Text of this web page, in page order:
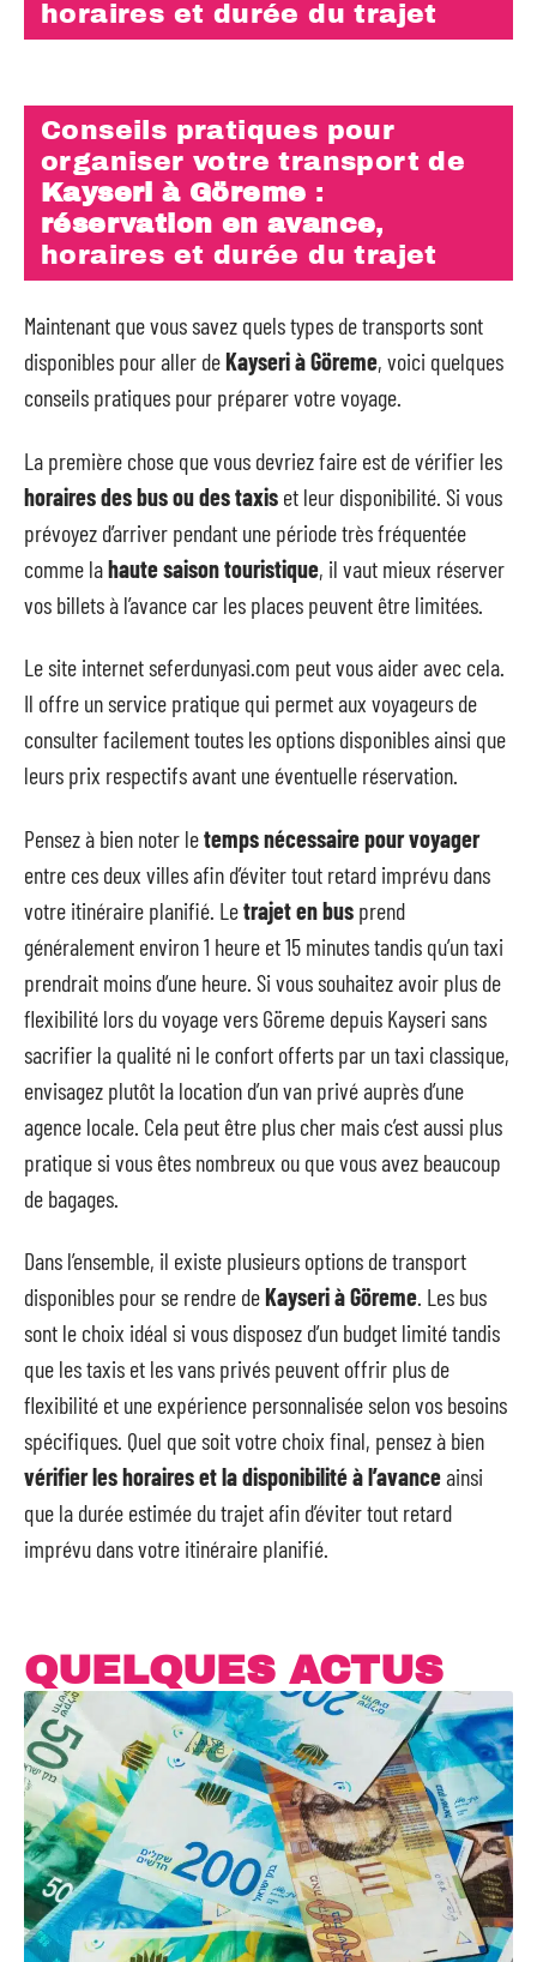
horaires et durée du trajet
Conseils pratiques pour
organiser votre transport de
Kayseri à Göreme :
réservation en avance,
horaires et durée du trajet
Maintenant que vous savez quels types de transports sont
disponibles pour aller deKayseri à Göreme, voici quelques
conseils pratiques pour préparer votre voyage.
La première chose que vous devriez faire est de vérifier les
horaires des bus ou des taxis et leur disponibilité. Si vous
prévoyez d’arriver pendant une période très fréquentée
comme lahaute saison touristique, il vaut mieux réserver
vos billets à l’avance car les places peuvent être limitées.
Le site internet seferdunyasi.com peut vous aider avec cela.
Il offre un service pratique qui permet aux voyageurs de
consulter facilement toutes les options disponibles ainsi que
leurs prix respectifs avant une éventuelle réservation.
Pensez à bien noter letemps nécessaire pour voyager
entre ces deux villes afin d’éviter tout retard imprévu dans
votre itinéraire planifié. Letrajet en bus prend
généralement environ 1 heure et 15 minutes tandis qu’un taxi
prendrait moins d’une heure. Si vous souhaitez avoir plus de
flexibilité lors du voyage vers Göreme depuis Kayseri sans
sacrifier la qualité ni le confort offerts par un taxi classique,
envisagez plutôt la location d’un van privé auprès d’une
agence locale. Cela peut être plus cher mais c’est aussi plus
pratique si vous êtes nombreux ou que vous avez beaucoup
de bagages.
Dans l’ensemble, il existe plusieurs options de transport
disponibles pour se rendre deKayseri à Göreme. Les bus
sont le choix idéal si vous disposez d’un budget limité tandis
que les taxis et les vans privés peuvent offrir plus de
flexibilité et une expérience personnalisée selon vos besoins
spécifiques. Quel que soit votre choix final, pensez à bien
vérifier les horaires et la disponibilité à l’avanceainsi
que la durée estimée du trajet afin d’éviter tout retard
imprévu dans votre itinéraire planifié.
QUELQUES ACTUS